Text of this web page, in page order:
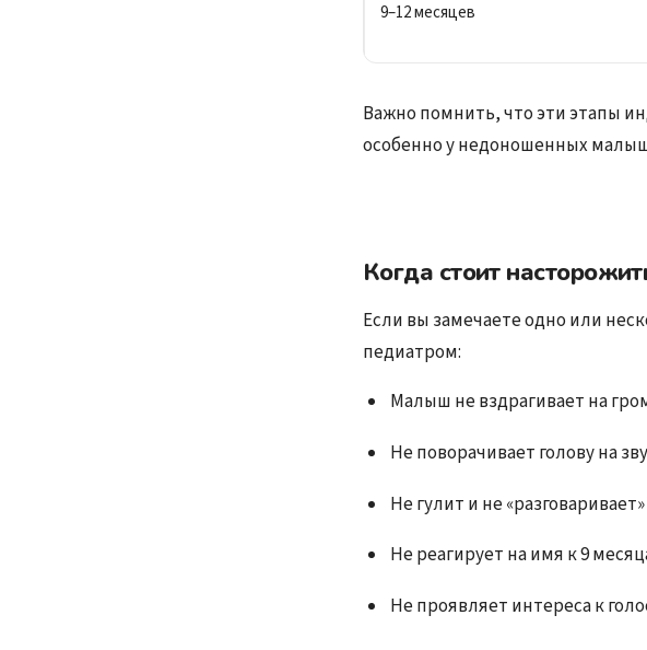
9–12 месяцев
Важно помнить, что эти этапы
особенно у недоношенных
Когда стоит
Если вы замечаете одно или
педиатром:
Малыш не вздрагивает на
Не поворачивает голову на
Не гулит и не
Не реагирует на имя к 9
Не проявляет интереса к